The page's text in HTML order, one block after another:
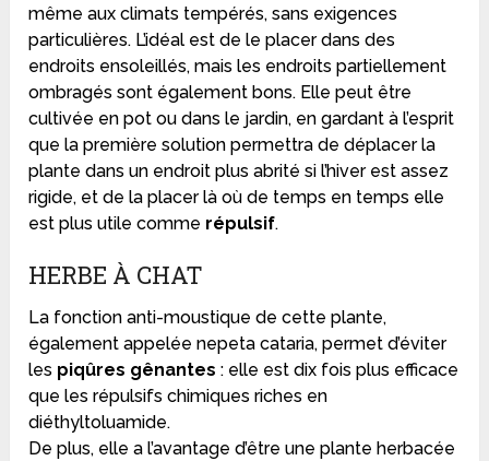
même aux climats tempérés, sans exigences
particulières. L’idéal est de le placer dans des
endroits ensoleillés, mais les endroits partiellement
ombragés sont également bons. Elle peut être
cultivée en pot ou dans le jardin, en gardant à l’esprit
que la première solution permettra de déplacer la
plante dans un endroit plus abrité si l’hiver est assez
rigide, et de la placer là où de temps en temps elle
est plus utile comme répulsif.
HERBE À CHAT
La fonction anti-moustique de cette plante,
également appelée nepeta cataria, permet d’éviter
les piqûres gênantes : elle est dix fois plus efficace
que les répulsifs chimiques riches en
diéthyltoluamide.
De plus, elle a l’avantage d’être une plante herbacée